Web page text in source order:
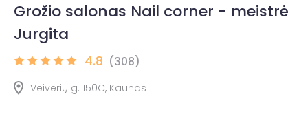
Grožio salonas Nail corner - meistrė
Jurgita
4.8 (308)
Veiverių g. 150C, Kaunas